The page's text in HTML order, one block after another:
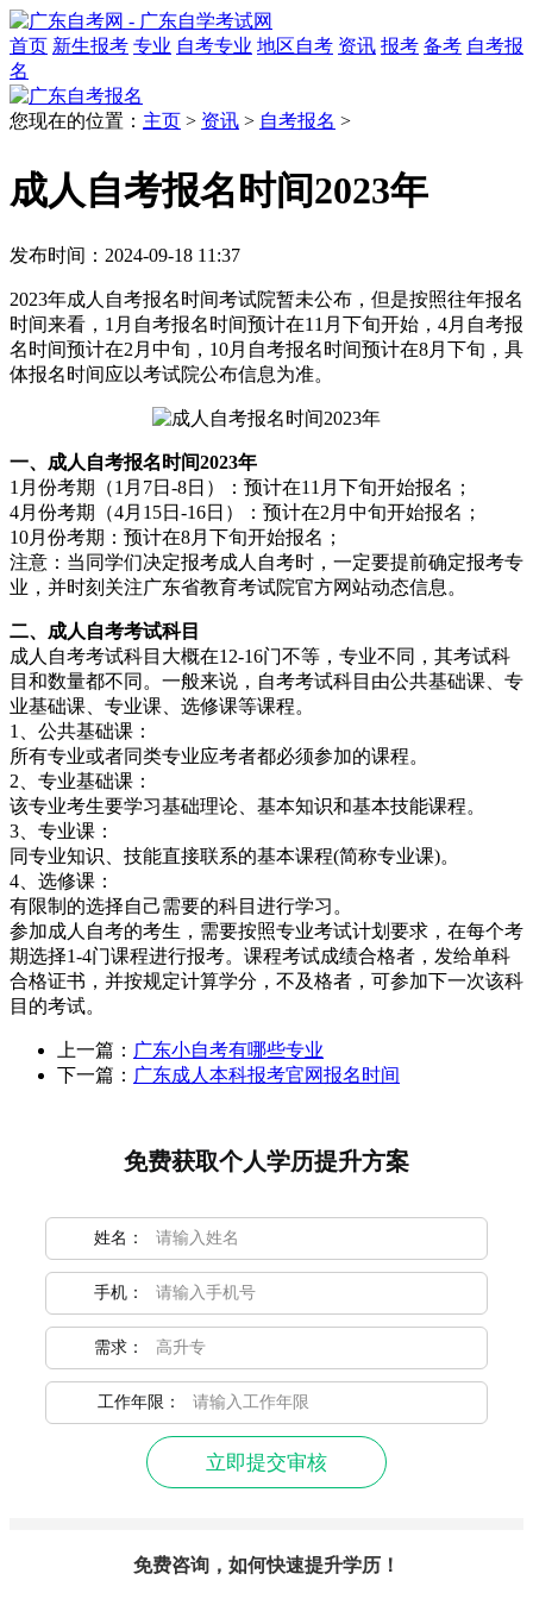
首页 新生报考 专业 自考专业 地区自考 资讯 报考 备考 自考报
名
您现在的位置： 主页 > 资讯 > 自考报名 >
成人自考报名时间2023年
发布时间：2024-09-18 11:37
2023年成人自考报名时间考试院暂未公布，但是按照往年报名
时间来看，1月自考报名时间预计在11月下旬开始，4月自考报
名时间预计在2月中旬，10月自考报名时间预计在8月下旬，具
体报名时间应以考试院公布信息为准。
一、成人自考报名时间2023年
1月份考期（1月7日-8日）：预计在11月下旬开始报名；
4月份考期（4月15日-16日）：预计在2月中旬开始报名；
10月份考期：预计在8月下旬开始报名；
注意：当同学们决定报考成人自考时，一定要提前确定报考专
业，并时刻关注广东省教育考试院官方网站动态信息。
二、成人自考考试科目
成人自考考试科目大概在12-16门不等，专业不同，其考试科
目和数量都不同。一般来说，自考考试科目由公共基础课、专
业基础课、专业课、选修课等课程。
1、公共基础课：
所有专业或者同类专业应考者都必须参加的课程。
2、专业基础课：
该专业考生要学习基础理论、基本知识和基本技能课程。
3、专业课：
同专业知识、技能直接联系的基本课程(简称专业课)。
4、选修课：
有限制的选择自己需要的科目进行学习。
参加成人自考的考生，需要按照专业考试计划要求，在每个考
期选择1-4门课程进行报考。课程考试成绩合格者，发给单科
合格证书，并按规定计算学分，不及格者，可参加下一次该科
目的考试。
上一篇： 广东小自考有哪些专业
下一篇： 广东成人本科报考官网报名时间
免费获取个人学历提升方案
姓名：
手机：
需求：
工作年限：
立即提交审核
免费咨询，如何快速提升学历！